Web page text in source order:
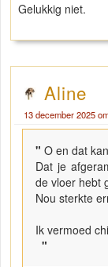
Gelukkig niet.
Aline
13 december 2025
" O en dat
Dat je
de vloer hebt
Nou sterkte
Ik vermoed
"